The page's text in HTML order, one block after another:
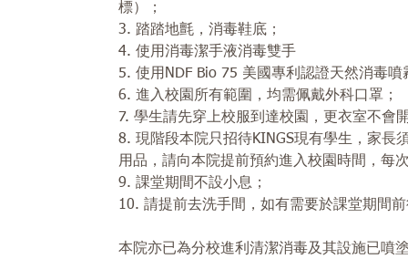
標）；
3. 踏踏地氈，消毒鞋底；
4. 使用消毒潔手液消毒雙手
5. 使用NDF Bio 75 美國專利認證天然消毒噴
6. 進入校園所有範圍，均需佩戴外科口罩；
7. 學生請先穿上校服到達校園，更衣室不會
8. 現階段本院只招待KINGS現有學生，家長
用品，請向本院提前預約進入校園時間，每
9. 課堂期間不設小息；
10. 請提前去洗手間，如有需要於課堂期間
本院亦已為分校進利清潔消毒及其設施已噴